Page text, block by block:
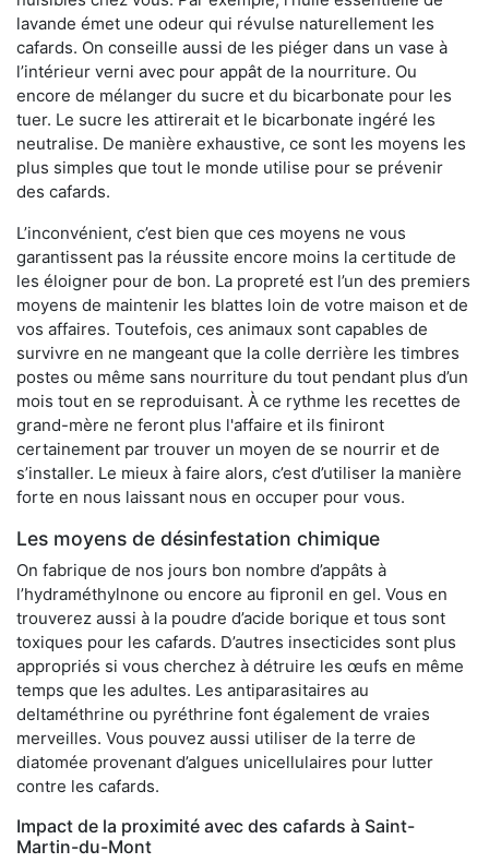
lavande émet une odeur qui révulse naturellement les
cafards. On conseille aussi de les piéger dans un vase à
l’intérieur verni avec pour appât de la nourriture. Ou
encore de mélanger du sucre et du bicarbonate pour les
tuer. Le sucre les attirerait et le bicarbonate ingéré les
neutralise. De manière exhaustive, ce sont les moyens les
plus simples que tout le monde utilise pour se prévenir
des cafards.
L’inconvénient, c’est bien que ces moyens ne vous
garantissent pas la réussite encore moins la certitude de
les éloigner pour de bon. La propreté est l’un des premiers
moyens de maintenir les blattes loin de votre maison et de
vos affaires. Toutefois, ces animaux sont capables de
survivre en ne mangeant que la colle derrière les timbres
postes ou même sans nourriture du tout pendant plus d’un
mois tout en se reproduisant. À ce rythme les recettes de
grand-mère ne feront plus l'affaire et ils finiront
certainement par trouver un moyen de se nourrir et de
s’installer. Le mieux à faire alors, c’est d’utiliser la manière
forte en nous laissant nous en occuper pour vous.
Les moyens de désinfestation chimique
On fabrique de nos jours bon nombre d’appâts à
l’hydraméthylnone ou encore au fipronil en gel. Vous en
trouverez aussi à la poudre d’acide borique et tous sont
toxiques pour les cafards. D’autres insecticides sont plus
appropriés si vous cherchez à détruire les œufs en même
temps que les adultes. Les antiparasitaires au
deltaméthrine ou pyréthrine font également de vraies
merveilles. Vous pouvez aussi utiliser de la terre de
diatomée provenant d’algues unicellulaires pour lutter
contre les cafards.
Impact de la proximité avec des cafards à Saint-
Martin-du-Mont